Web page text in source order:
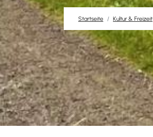
Startseite Kultur & Freizeit